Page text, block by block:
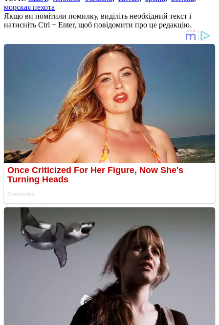
морская пехота
Якщо ви помітили помилку, виділіть необхідний текст і
натисніть Ctrl + Enter, щоб повідомити про це редакцію.